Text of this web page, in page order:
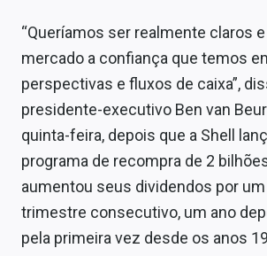
“Queríamos ser realmente claros
mercado a confiança que temos
perspectivas e fluxos de caixa”,
presidente-executivo Ben van
quinta-feira, depois que a Shell
programa de recompra de 2
aumentou seus dividendos por
trimestre consecutivo, um ano
pela primeira vez desde os anos